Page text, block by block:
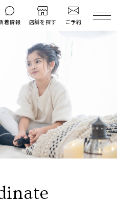
着情報 店舗を探す ご予約
撮影後のお問い
合わせ
料金シミュレーション
よくある質問
コフレマグ
資料請求